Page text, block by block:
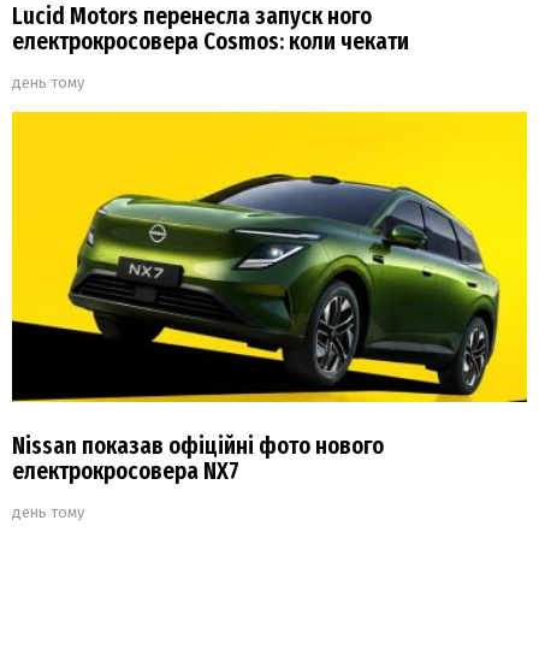
Lucid Motors перенесла запуск ного
електрокросовера Cosmos: коли чекати
день тому
Nissan показав офіційні фото нового
електрокросовера NX7
день тому